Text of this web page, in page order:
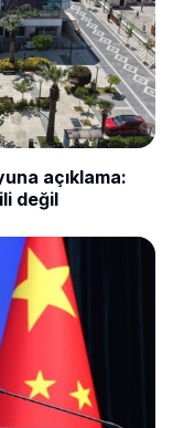
açıklama:
değil